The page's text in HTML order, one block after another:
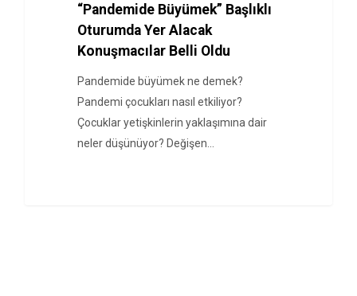
“Pandemide Büyümek” Başlıklı
Oturumda Yer Alacak
Konuşmacılar Belli Oldu
Pandemide büyümek ne demek?
Pandemi çocukları nasıl etkiliyor?
Çocuklar yetişkinlerin yaklaşımına dair
neler düşünüyor? Değişen…